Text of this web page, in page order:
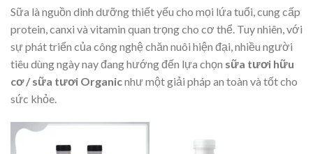
Sữa là nguồn dinh dưỡng thiết yếu cho mọi lứa tuổi, cung cấp
protein, canxi và vitamin quan trọng cho cơ thể. Tuy nhiên, với
sự phát triển của công nghệ chăn nuôi hiện đại, nhiều người
tiêu dùng ngày nay đang hướng đến lựa chọn sữa tươi hữu
cơ / sữa tươi Organicnhư một giải pháp an toàn và tốt cho
sức khỏe.